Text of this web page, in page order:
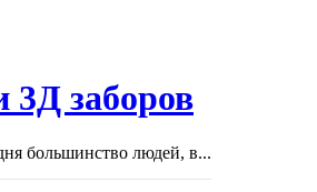
3Д заборов
большинство людей, в...